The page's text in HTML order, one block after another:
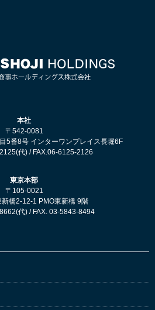
本社
〒542-0081
5番8号 インターワンプレイス長堀6F
代) / FAX.06-6125-2126
東京本部
〒105-0021
橋2-12-1 PMO東新橋 9階
代) / FAX. 03-5843-8494